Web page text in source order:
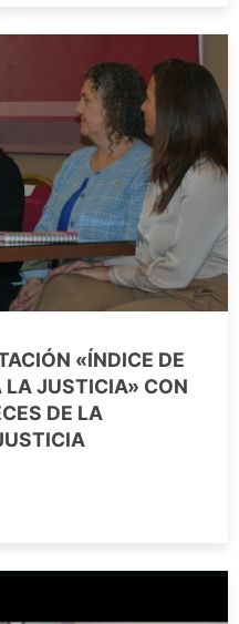
«ÍNDICE DE
LA JUSTICIA» CON
DE LA